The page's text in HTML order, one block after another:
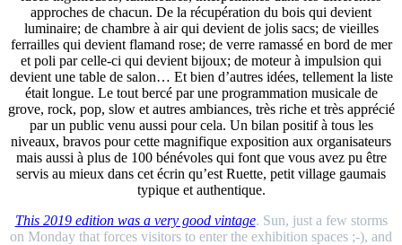
approches de chacun. De la récupération du bois qui devient
luminaire; de chambre à air qui devient de jolis sacs; de vieilles
ferrailles qui devient flamand rose; de verre ramassé en bord de mer
et poli par celle-ci qui devient bijoux; de moteur à impulsion qui
devient une table de salon… Et bien d’autres idées, tellement la liste
était longue. Le tout bercé par une programmation musicale de
grove, rock, pop, slow et autres ambiances, très riche et très apprécié
par un public venu aussi pour cela. Un bilan positif à tous les
niveaux, bravos pour cette magnifique exposition aux organisateurs
mais aussi à plus de 100 bénévoles qui font que vous avez pu être
servis au mieux dans cet écrin qu’est Ruette, petit village gaumais
typique et authentique.
This 2019 edition was a very good vintage. Sun, just a few storms
on Monday that forces visitors to enter the exhibition spaces ;-), and